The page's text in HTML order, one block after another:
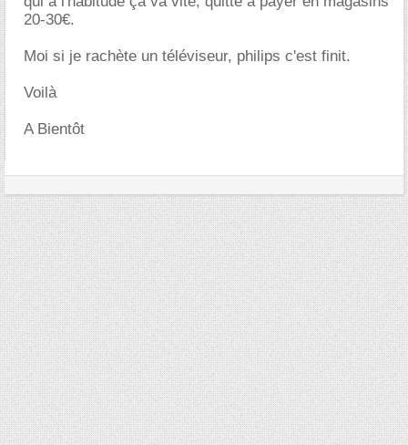
20-30€.
Moi si je rachète un téléviseur, philips c'est finit.
Voilà
A Bientôt